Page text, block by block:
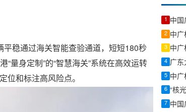
稳通过海关智能查验通道，短短180秒
量身定制”的“智慧海关”系统在高效运转
和标注高风险点。
1
2
3
4
5
6
7